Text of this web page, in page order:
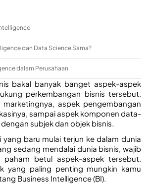
dan Data Science Sama?
dalam Perusahaan
bakal banyak banget aspek-aspek
perkembangan bisnis tersebut.
aspek pengembangan
sampai aspek komponen data-
subjek dan objek bisnis.
yang baru mulai terjun ke dalam dunia
sedang mendalai dunia bisnis, wajib
betul aspek-aspek tersebut.
yang paling penting mungkin kamu
Business Intelligence (BI).